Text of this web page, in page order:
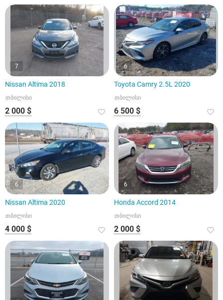
7
Nissan Altima 2018
თბილისი
2 000 $
6
Toyota Camry 2.5L 2020
თბილისი
6 500 $
6
Nissan Altima 2020
თბილისი
4 000 $
6
Honda Accord 2014
თბილისი
2 000 $